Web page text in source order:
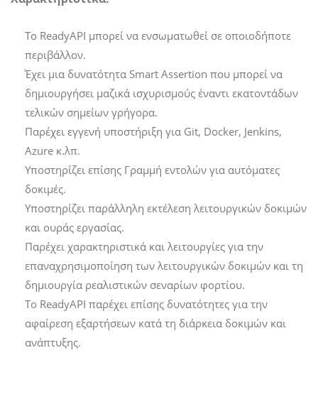
Το ReadyAPI μπορεί να ενσωματωθεί σε οποιοδήποτε
περιβάλλον.
Έχει μια δυνατότητα Smart Assertion που μπορεί να
δημιουργήσει μαζικά ισχυρισμούς έναντι εκατοντάδων
τελικών σημείων γρήγορα.
Παρέχει εγγενή υποστήριξη για Git, Docker, Jenkins,
Azure κ.λπ.
Υποστηρίζει επίσης Γραμμή εντολών για αυτόματες
δοκιμές.
Υποστηρίζει παράλληλη εκτέλεση λειτουργικών δοκιμών
και ουράς εργασίας.
Παρέχει χαρακτηριστικά και λειτουργίες για την
επαναχρησιμοποίηση των λειτουργικών δοκιμών και τη
δημιουργία ρεαλιστικών σεναρίων φορτίου.
Το ReadyAPI παρέχει επίσης δυνατότητες για την
αφαίρεση εξαρτήσεων κατά τη διάρκεια δοκιμών και
ανάπτυξης.